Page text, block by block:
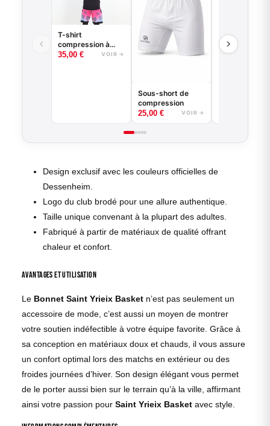
T-shirt
compression à
manches longues
35,00 € VOIR →
Sous-short de
compression
25,00 € VOIR →
Design exclusif avec les couleurs officielles de
Dessenheim.
Logo du club brodé pour une allure authentique.
Taille unique convenant à la plupart des adultes.
Fabriqué à partir de matériaux de qualité offrant
chaleur et confort.
Avantages et Utilisation
Le Bonnet Saint Yrieix Basket n’est pas seulement un
accessoire de mode, c’est aussi un moyen de montrer
votre soutien indéfectible à votre équipe favorite. Grâce à
sa conception en matériaux doux et chauds, il vous assure
un confort optimal lors des matchs en extérieur ou des
froides journées d’hiver. Son design élégant vous permet
de le porter aussi bien sur le terrain qu’à la ville, affirmant
ainsi votre passion pour Saint Yrieix Basket avec style.